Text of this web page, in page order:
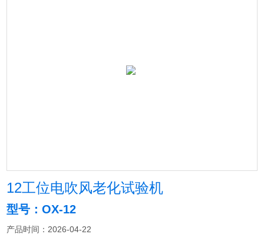
12工位电吹风老化试验机
型号：OX-12
产品时间：2026-04-22